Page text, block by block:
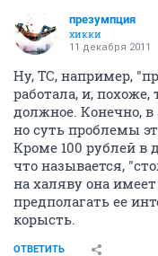
презумпция
хикки
11 декабря 2011
Ну, ТС, например,
работала, и,
должное. Конечно, в
но суть проблемы
Кроме 100 рублей в
что называется,
на халяву она
предполагать ее
корысть.
ОТВЕТИТЬ